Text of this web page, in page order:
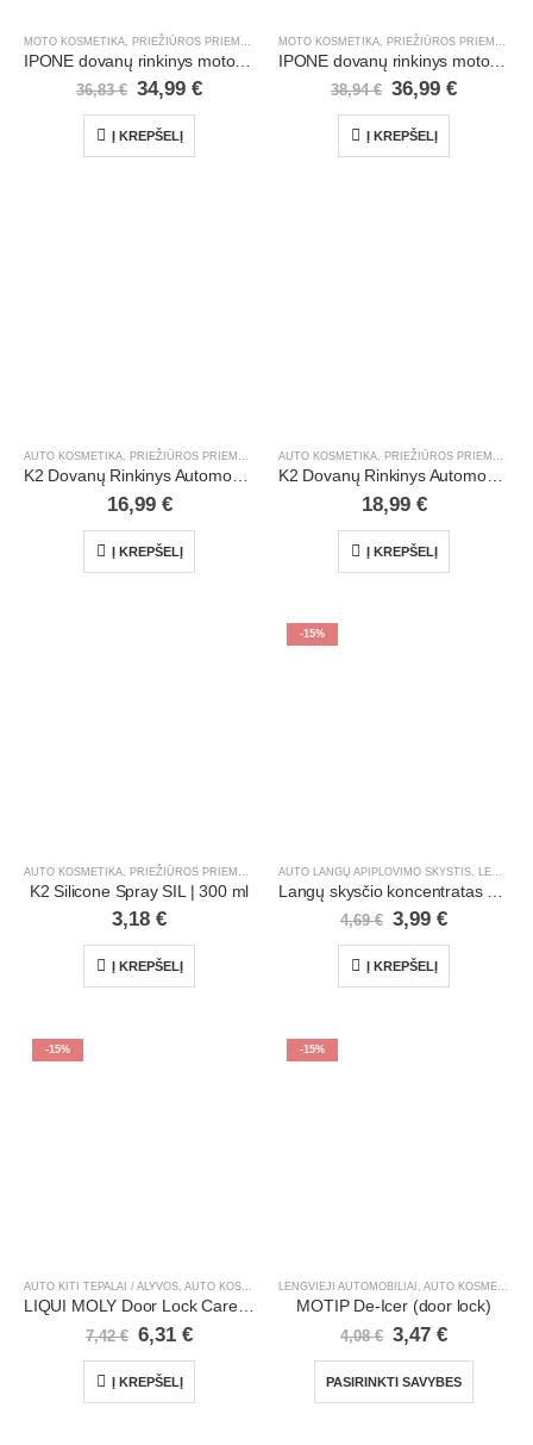
MOTOCIKLAI, ATV/UTV, ŽIEMOS SEZONO
IPONE dovanų rinkinys motociklistams
36,83€ 34,99 €
Į KREPŠELĮ
IPONE dovanų rinkinys motociklo priežiūrai
38,94€ 36,99 €
Į KREPŠELĮ
AUTO KOSMETIKA, PRIEŽIŪROS PRIEMONĖS LENGVIEJI AUTOMOBILIAI,PROMO RINKINIAI
K2 Dovanų Rinkinys Automobilio Išorės Priežiūrai
16,99 €
Į KREPŠELĮ
AUTO KOSMETIKA, PRIEŽIŪROS PRIEMONĖS
K2 Dovanų Rinkinys Automobilio Vidaus Priežiūrai
18,99 €
Į KREPŠELĮ
LENGVIEJI AUTOMOBILIAI, SERVICE KITOS
K2 Silicone Spray SIL | 300 ml
3,18 €
Į KREPŠELĮ
-15%
AUTO LANGŲ APIPLOVIMO SKYSTIS LENGVIEJI AUTOMOBILIAI
4,69€ 3,99 €
Į KREPŠELĮ
-15%
AUTO KITI TEPALAI / ALYVOS, AUTO KOSMETIKA, PRIEŽIŪROS PRIEMONĖS ,LENGVIEJI
LIQUI MOLY Door Lock Care | 50 ml
7,42€ 6,31 €
Į KREPŠELĮ
-15%
LENGVIEJI AUTOMOBILIAI , AUTO KOSMETIKA, PRIEŽIŪROS PRIEMONĖS
MOTIP De-Icer (door lock)
4,08€ 3,47 €
PASIRINKTI SAVYBES